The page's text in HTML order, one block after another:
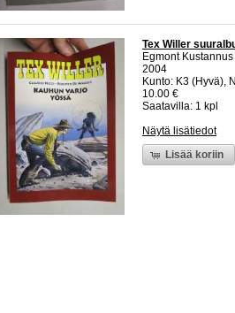
Tex Willer
Egmont Kustannus
2004
Kunto: K3 (Hyvä),
10.00 €
Saatavilla: 1 kpl
Näytä lisätiedot
Lisää koriin